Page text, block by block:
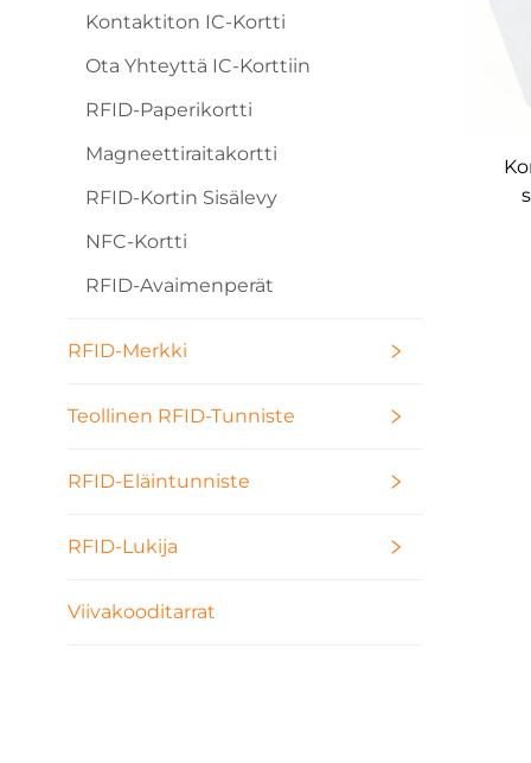
Kontaktiton IC-Kortti
Ota Yhteyttä IC-Korttiin
RFID-Paperikortti
Magneettiraitakortti
RFID-Kortin Sisälevy
NFC-Kortti
RFID-Avaimenperät
RFID-Merkki
Teollinen RFID-Tunniste
RFID-Eläintunniste
RFID-Lukija
Viivakooditarrat